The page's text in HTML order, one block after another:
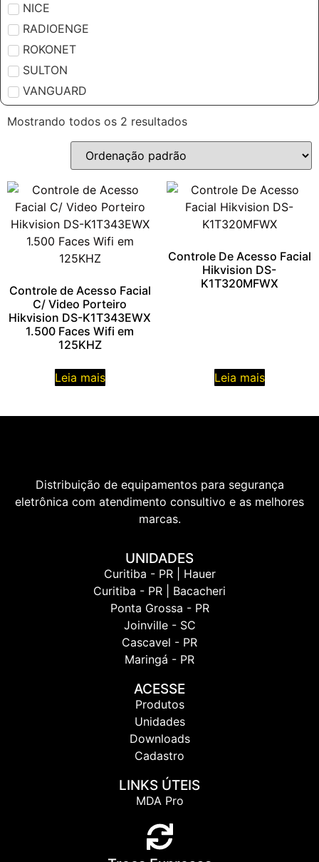
NICE
RADIOENGE
ROKONET
SULTON
VANGUARD
Mostrando todos os 2 resultados
Controle de Acesso Facial
C/ Video Porteiro
Hikvision DS-K1T343EWX
1.500 Faces Wifi em
125KHZ
Leia mais
Controle De Acesso Facial
Hikvision DS-
K1T320MFWX
Leia mais
Distribuição de equipamentos para segurança
eletrônica com atendimento consultivo e as melhores
marcas.
UNIDADES
Curitiba - PR | Hauer
Curitiba - PR | Bacacheri
Ponta Grossa - PR
Joinville - SC
Cascavel - PR
Maringá - PR
ACESSE
Produtos
Unidades
Downloads
Cadastro
LINKS ÚTEIS
MDA Pro